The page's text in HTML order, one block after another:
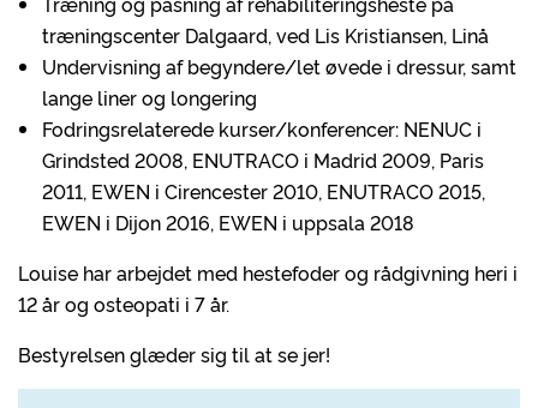
træningscenter Dalgaard, ved Lis Kristiansen, Linå
Undervisning af begyndere/let øvede i dressur, samt
lange liner og longering
Fodringsrelaterede kurser/konferencer: NENUC i
Grindsted 2008, ENUTRACO i Madrid 2009, Paris
2011, EWEN i Cirencester 2010, ENUTRACO 2015,
EWEN i Dijon 2016, EWEN i uppsala 2018
Louise har arbejdet med hestefoder og rådgivning heri i
12 år og osteopati i 7 år.
Bestyrelsen glæder sig til at se jer!